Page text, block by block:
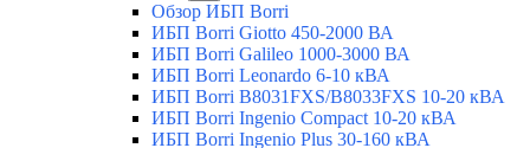
Обзор ИБП Borri
ИБП Borri Giotto 450-2000 ВА
ИБП Borri Galileo 1000-3000 ВА
ИБП Borri Leonardo 6-10 кВА
ИБП Borri B8031FXS/B8033FXS 10-20 кВА
ИБП Borri Ingenio Compact 10-20 кВА
ИБП Borri Ingenio Plus 30-160 кВА